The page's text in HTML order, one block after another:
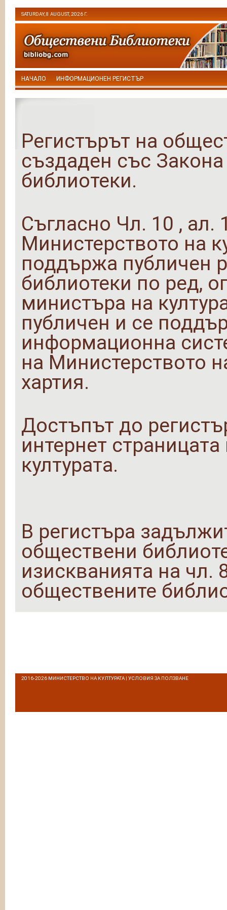
SATURDAY, 8 AUGUST, 2026 Г.
НАЧАЛО ИНФОРМАЦИОНЕН РЕГИСТЪР
Регистърът на
създаден със
библиотеки.
Съгласно Чл. 10 , ал.
Министерството на
поддържа публичен
библиотеки по ред,
министъра на
публичен и се
информационна
на Министерството
хартия.
Достъпът до
интернет
културата.
В регистъра
обществени
изискванията на чл.
обществените
2016-2026 МИНИСТЕРСТВО НА КУЛТУРАТА | УСЛОВИЯ ЗА ПОЛЗВАНЕ